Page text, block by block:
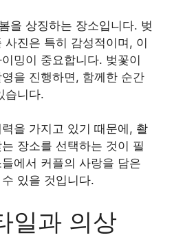
을 상징하는 장소입니다. 벚
사진은 특히 감성적이며, 이
밍이 중요합니다. 벚꽃이
을 진행하면, 함께한 순간
습니다.
을 가지고 있기 때문에, 촬
장소를 선택하는 것이 필
에서 커플의 사랑을 담은
있을 것입니다.
일과 의상